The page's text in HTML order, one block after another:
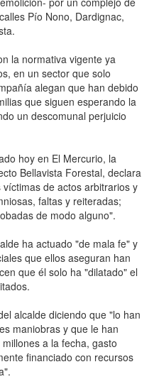
Pío Nono, Dardignac,
la normativa vigente ya
en un sector que solo
alegan que han debido
que siguen esperando la
un descomunal perjuicio
hoy en El Mercurio, la
Bellavista Forestal, declara
de actos arbitrarios y
faltas y reiteradas;
de modo alguno".
ha actuado "de mala fe" y
que ellos aseguran han
que él solo ha "dilatado" el
alcalde diciendo que "lo han
maniobras y que le han
a la fecha, gasto
financiado con recursos